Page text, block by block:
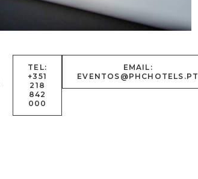
TEL:
+351
218
842
000
EMAIL:
EVENTOS@PHCHOTELS.PT